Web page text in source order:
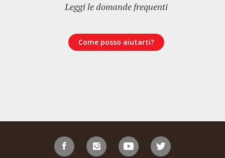
Leggi le domande frequenti
Come posso aiutarti?